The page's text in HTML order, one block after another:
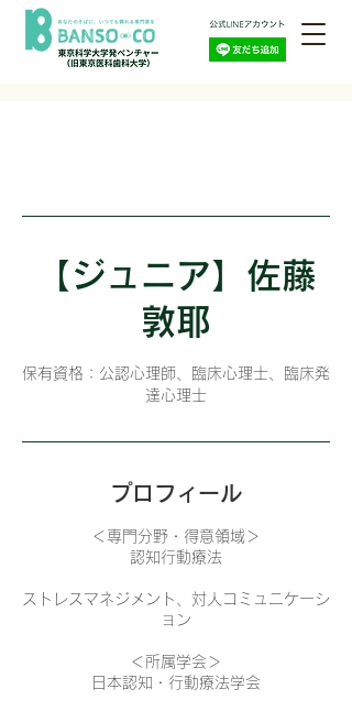
【ジュニア】佐藤
敦耶
保有資格：公認心理師、臨床心理士、臨床発
達心理士
プロフィール
＜専門分野・得意領域＞
認知行動療法
ストレスマネジメント、対人コミュニケーシ
ョン
＜所属学会＞
日本認知・行動療法学会